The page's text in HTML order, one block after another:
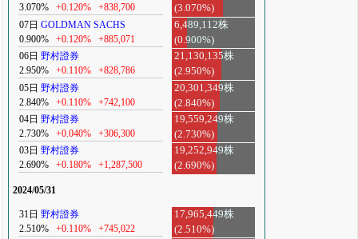
3.070%
+0.120% +838,700
(3.070%)
07日 GOLDMAN SACHS
0.900%
+0.120% +885,071
6,489,112株
(0.900%)
06日 野村證券
2.950%
+0.110% +828,786
21,130,135株
(2.950%)
05日 野村證券
2.840%
+0.110% +742,100
20,301,349株
(2.840%)
04日 野村證券
2.730%
+0.040% +306,300
19,559,249株
(2.730%)
03日 野村證券
2.690%
+0.180% +1,287,500
19,252,949株
(2.690%)
2024/05/31
31日 野村證券
2.510%
+0.110% +745,022
17,965,449株
(2.510%)